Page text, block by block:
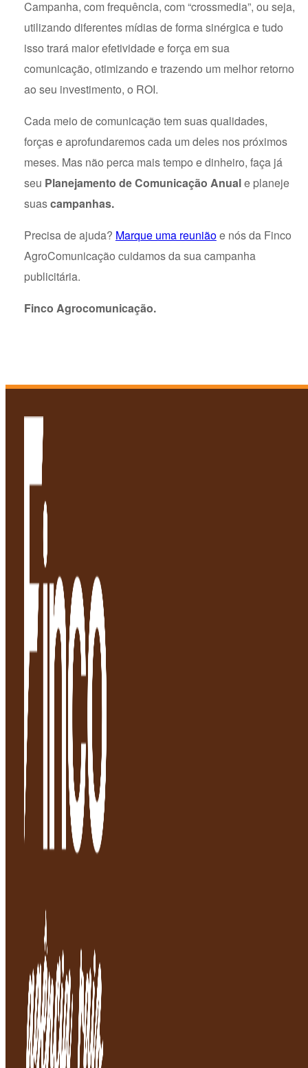
Campanha, com frequência, com “crossmedia”, ou seja,
utilizando diferentes mídias de forma sinérgica e tudo
isso trará maior efetividade e força em sua
comunicação, otimizando e trazendo um melhor retorno
ao seu investimento, o ROI.
Cada meio de comunicação tem suas qualidades,
forças e aprofundaremos cada um deles nos próximos
meses. Mas não perca mais tempo e dinheiro, faça já
seu Planejamento de Comunicação Anuale planeje
suascampanhas.
Precisa de ajuda? Marque uma reuniãoe nós da Finco
AgroComunicação cuidamos da sua campanha
publicitária.
Finco Agrocomunicação.